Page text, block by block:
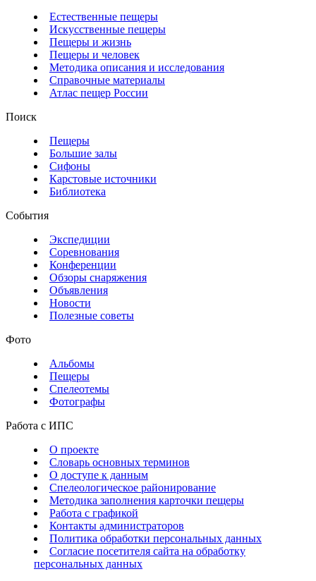
Естественные пещеры
Искусственные пещеры
Пещеры и жизнь
Пещеры и человек
Методика описания и исследования
Справочные материалы
Атлас пещер России
Поиск
Пещеры
Большие залы
Сифоны
Карстовые источники
Библиотека
События
Экспедиции
Соревнования
Конференции
Обзоры снаряжения
Объявления
Новости
Полезные советы
Фото
Альбомы
Пещеры
Спелеотемы
Фотографы
Работа с ИПС
О проекте
Словарь основных терминов
О доступе к данным
Спелеологическое районирование
Методика заполнения карточки пещеры
Работа с графикой
Контакты администраторов
Политика обработки персональных данных
Согласие посетителя сайта на обработку
персональных данных